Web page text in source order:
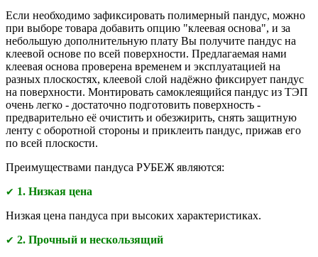
Если необходимо зафиксировать полимерный пандус, можно
при выборе товара добавить опцию "клеевая основа", и за
небольшую дополнительную плату Вы получите пандус на
клеевой основе по всей поверхности. Предлагаемая нами
клеевая основа проверена временем и эксплуатацией на
разных плоскостях, клеевой слой надёжно фиксирует пандус
на поверхности. Монтировать самоклеящийся пандус из ТЭП
очень легко - достаточно подготовить поверхность -
предварительно её очистить и обезжирить, снять защитную
ленту с оборотной стороны и приклеить пандус, прижав его
по всей плоскости.
Преимуществами пандуса РУБЕЖ являются:
✔ 1. Низкая цена
Низкая цена пандуса при высоких характеристиках.
✔ 2. Прочный и нескользящий